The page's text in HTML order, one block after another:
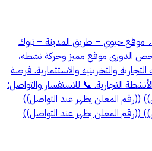
موقع حيوي – طريق المدينة – تبوك
الدوري موقع مميز وحركة نشطة،
والتخزينية والاستثمارية. فرصة
التجارية. 📞 للاستفسار والتواصل:
((رقم المعلن يظهر عند التواصل))
((رقم المعلن يظهر عند التواصل))